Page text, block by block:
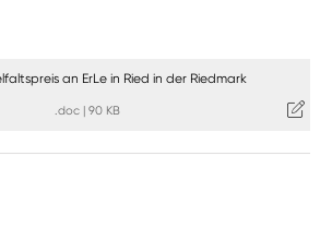
an ErLe in Ried in der Riedmark
.doc | 90 KB